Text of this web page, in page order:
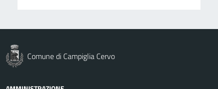
Comune di Campiglia Cervo